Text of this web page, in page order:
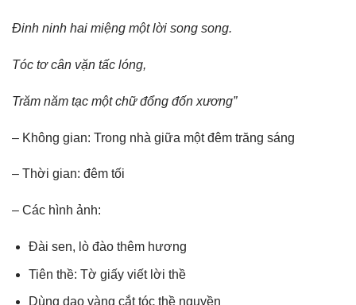
Đinh ninh hai miệng một lời song song.
Tóc tơ cân vặn tấc lóng,
Trăm năm tạc một chữ đổng đốn xương”
– Không gian: Trong nhà giữa một đêm trăng sáng
– Thời gian: đêm tối
– Các hình ảnh:
Đài sen, lò đào thêm hương
Tiên thề: Tờ giấy viết lời thề
Dùng dao vàng cắt tóc thề nguyền